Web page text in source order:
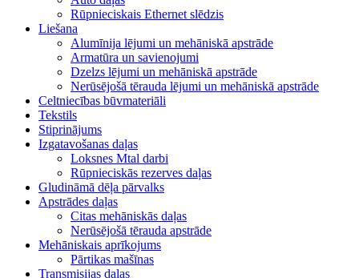
Rūpnieciskais Ethernet slēdzis
Liešana
Alumīnija lējumi un mehāniskā apstrāde
Armatūra un savienojumi
Dzelzs lējumi un mehāniskā apstrāde
Nerūsējošā tērauda lējumi un mehāniskā apstrāde
Celtniecības būvmateriāli
Tekstils
Stiprinājums
Izgatavošanas daļas
Loksnes Mtal darbi
Rūpnieciskās rezerves daļas
Gludināmā dēļa pārvalks
Apstrādes daļas
Citas mehāniskās daļas
Nerūsējošā tērauda apstrāde
Mehāniskais aprīkojums
Pārtikas mašīnas
Transmisijas daļas